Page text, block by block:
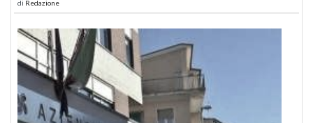
di Redazione